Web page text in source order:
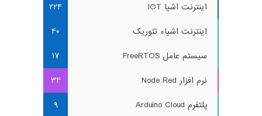
اینترنت اشیا IOT
224
اینترنت اشیاء تئوریک
40
سیستم عامل FreeRTOS
17
نرم افزار Node Red
34
پلتفرم Arduino Cloud
9